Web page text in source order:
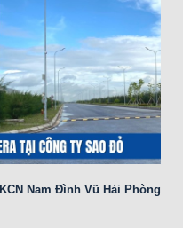
Nam Đình Vũ Hải Phòng